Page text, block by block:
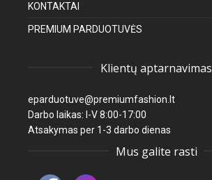
KONTAKTAI
PREMIUM PARDUOTUVĖS
Klientų aptarnavimas
eparduotuve@premiumfashion.lt
Darbo laikas: I-V 8:00-17:00
Atsakymas per 1-3 darbo dienas
Mus galite rasti